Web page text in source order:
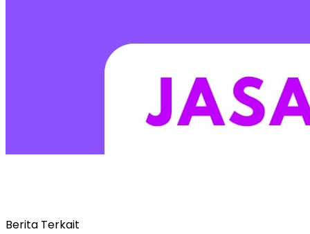
Berita Terkait